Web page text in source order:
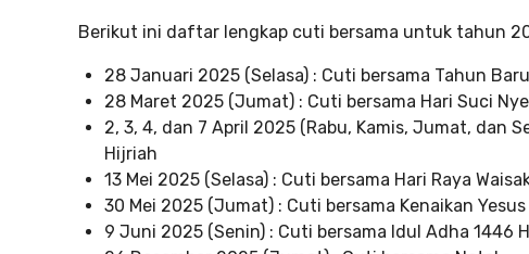
Berikut ini daftar lengkap cuti bersama untuk tahun
28 Januari 2025 (Selasa) : Cuti bersama Tahun
28 Maret 2025 (Jumat) : Cuti bersama Hari Suci
2, 3, 4, dan 7 April 2025 (Rabu, Kamis, Jumat, dan
Hijriah
13 Mei 2025 (Selasa) : Cuti bersama Hari Raya
30 Mei 2025 (Jumat) : Cuti bersama Kenaikan
9 Juni 2025 (Senin) : Cuti bersama Idul Adha 1446